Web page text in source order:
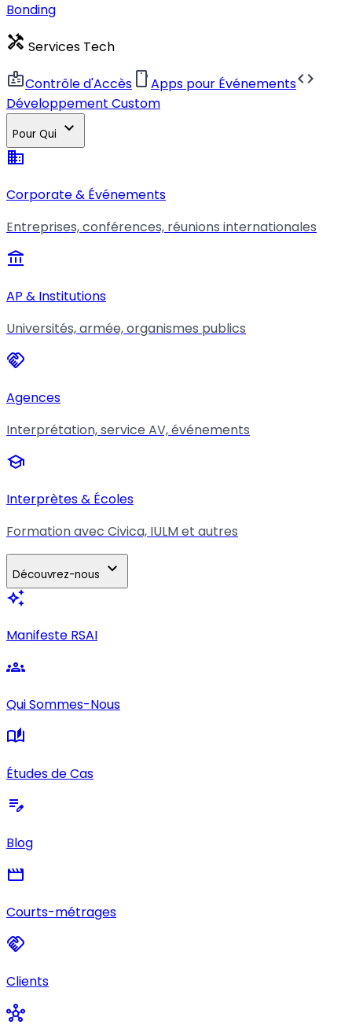
Bonding
handyman Services Tech
badgeContrôle d'Accès smartphoneApps pour Événementscode
Développement Custom
Pour Qui expand_more
business
Corporate & Événements
Entreprises, conférences, réunions internationales
account_balance
AP & Institutions
Universités, armée, organismes publics
handshake
Agences
Interprétation, service AV, événements
school
Interprètes & Écoles
Formation avec Civica, IULM et autres
Découvrez-nous expand_more
auto_awesome
Manifeste RSAI
groups
Qui Sommes-Nous
auto_stories
Études de Cas
edit_note
Blog
movie
Courts-métrages
handshake
Clients
hub